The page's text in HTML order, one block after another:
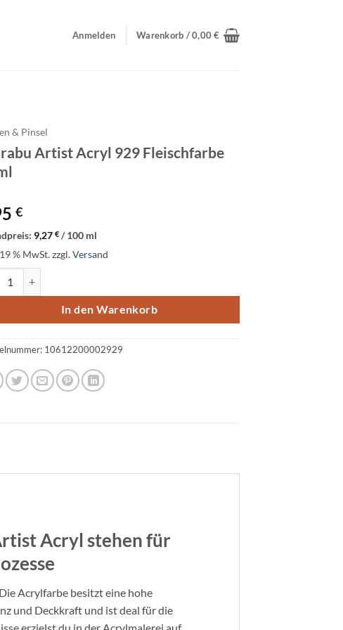
Anmelden Warenkorb /0,00€
& Pinsel
Artist Acryl 929 Fleischfarbe
€
9,27€ /100 ml
% MwSt.zzgl.Versand
In den Warenkorb
10612200002929
Acryl stehen für
Acrylfarbe besitzt eine hohe
und Deckkraft und ist deal für die